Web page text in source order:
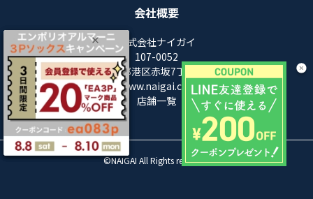
会社概要
株式会社ナイガイ
107-0052
東京都港区赤坂7丁目8-5
https://www.naigai.co.jp/corp/
店舗一覧
©NAIGAI All Rights reserved.